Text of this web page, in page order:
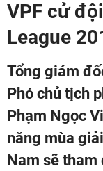
VPF cử
League
Tổng giám
Phó chủ tịch
Phạm Ngọc
năng mùa
Nam sẽ tham